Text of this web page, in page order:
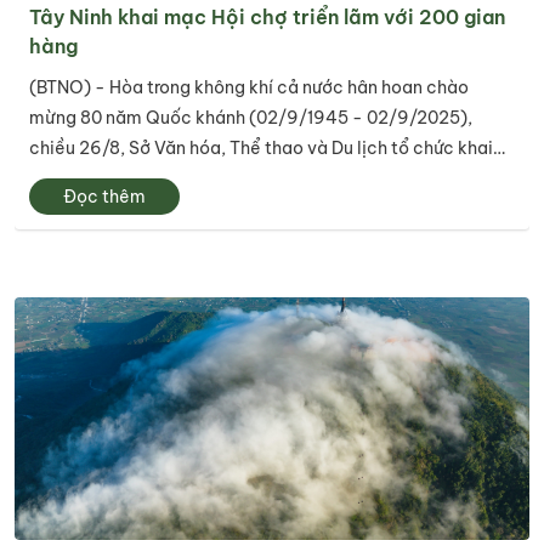
Tây Ninh khai mạc Hội chợ triển lãm với 200 gian
hàng
(BTNO) - Hòa trong không khí cả nước hân hoan chào
mừng 80 năm Quốc khánh (02/9/1945 - 02/9/2025),
chiều 26/8, Sở Văn hóa, Thể thao và Du lịch tổ chức khai
mạc Hội chợ triển lãm thành tựu kinh tế - xã hội, an ninh
quốc phòng, thương mại, ẩm thực, sản...
Đọc thêm